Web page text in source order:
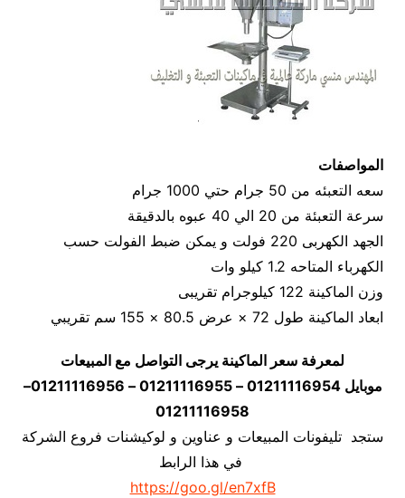
المواصفات
سعه التعبئه من 50 جرام حتي 1000 جرام
سرعة التعبئة من 20 الي 40 عبوه بالدقيقة
الجهد الكهربى 220 فولت و يمكن ضبط الفولت حسب
الكهرباء المتاحه 1.2 كيلو وات
وزن الماكينة 122 كيلوجرام تقريبى
ابعاد الماكينة طول 72 × عرض 80.5 × 155 سم تقريبي
لمعرفة سعر الماكينة يرجى التواصل مع المبيعات
موبايل 01211116954 – 01211116955 – 01211116956–
01211116958
ستجد تليفونات المبيعات و عناوين و لوكيشنات فروع الشركة
في هذا الرابط
https://goo.gl/en7xfB